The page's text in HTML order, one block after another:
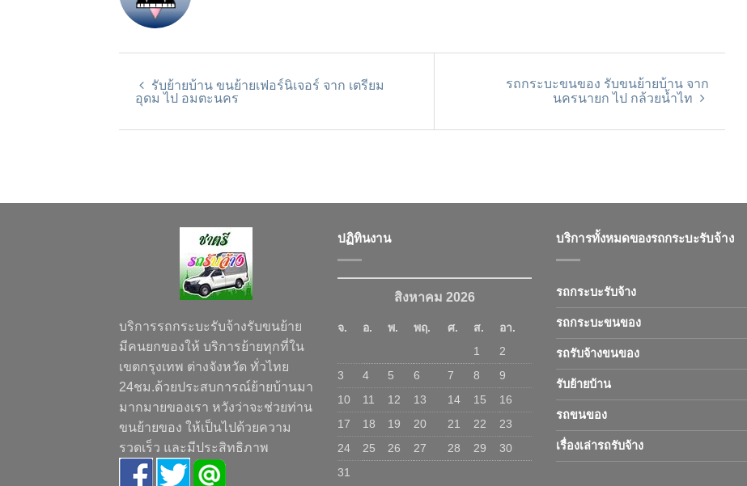
รับย้ายบ้าน ขนย้ายเฟอร์นิเจอร์ จาก เตรียม
อุดม ไป อมตะนคร
รถกระบะขนของ รับขนย้ายบ้าน จาก
นครนายก ไป กล้วยน้ำไท
บริการรถกระบะรับจ้างรับขนย้าย
มีคนยกของให้ บริการย้ายทุกที่ใน
เขตกรุงเทพ ต่างจังหวัด ทั่วไทย
24ชม.ด้วยประสบการณ์ย้ายบ้านมา
มากมายของเรา หวังว่าจะช่วยท่าน
ขนย้ายของ ให้เป็นไปด้วยความ
รวดเร็ว และมีประสิทธิภาพ
ปฏิทินงาน
สิงหาคม 2026
จ. อ. พ. พฤ. ศ. ส.
อา.
1
2
3
4 5 6 7 8
9
10
11 12 13 14 15
16
17
18 19 20 21 22
23
24
25 26 27 28 29
30
31
บริการทั้งหมดของรถกระบะรับจ้าง
รถกระบะรับจ้าง
รถกระบะขนของ
รถรับจ้างขนของ
รับย้ายบ้าน
รถขนของ
เรื่องเล่ารถรับจ้าง